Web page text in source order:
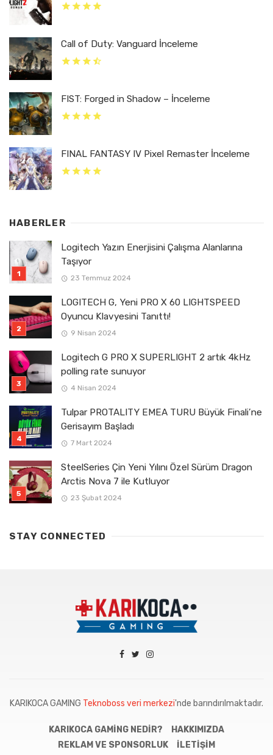
Call of Duty: Vanguard İnceleme
FIST: Forged in Shadow – İnceleme
FINAL FANTASY IV Pixel Remaster İnceleme
HABERLER
Logitech Yazın Enerjisini Çalışma Alanlarına
Taşıyor
23 Temmuz 2024
LOGITECH G, Yeni PRO X 60 LIGHTSPEED
Oyuncu Klavyesini Tanıttı!
9 Nisan 2024
Logitech G PRO X SUPERLIGHT 2 artık 4kHz
polling rate sunuyor
4 Nisan 2024
Tulpar PROTALITY EMEA TURU Büyük Finali’ne
Gerisayım Başladı
7 Mart 2024
SteelSeries Çin Yeni Yılını Özel Sürüm Dragon
Arctis Nova 7 ile Kutluyor
23 Şubat 2024
STAY CONNECTED
KARIKOCA GAMING Teknoboss veri merkezi'nde barındırılmaktadır.
KARIKOCA GAMING NEDIR?
HAKKIMIZDA
REKLAM VE SPONSORLUK
İLETIŞIM